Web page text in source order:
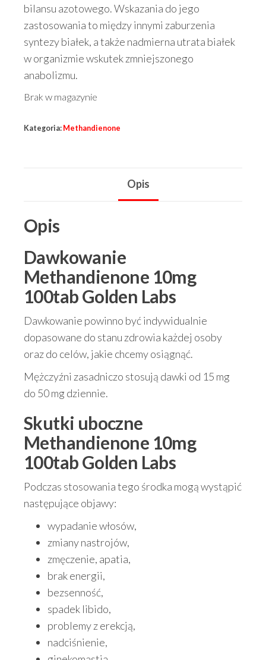
bilansu azotowego. Wskazania do jego
zastosowania to między innymi zaburzenia
syntezy białek, a także nadmierna utrata białek
w organizmie wskutek zmniejszonego
anabolizmu.
Brak w magazynie
Kategoria: Methandienone
Opis
Opis
Dawkowanie
Methandienone 10mg
100tab Golden Labs
Dawkowanie powinno być indywidualnie
dopasowane do stanu zdrowia każdej osoby
oraz do celów, jakie chcemy osiągnąć.
Mężczyźni zasadniczo stosują dawki od 15 mg
do 50 mg dziennie.
Skutki uboczne
Methandienone 10mg
100tab Golden Labs
Podczas stosowania tego środka mogą wystąpić
następujące objawy:
wypadanie włosów,
zmiany nastrojów,
zmęczenie, apatia,
brak energii,
bezsenność,
spadek libido,
problemy z erekcją,
nadciśnienie,